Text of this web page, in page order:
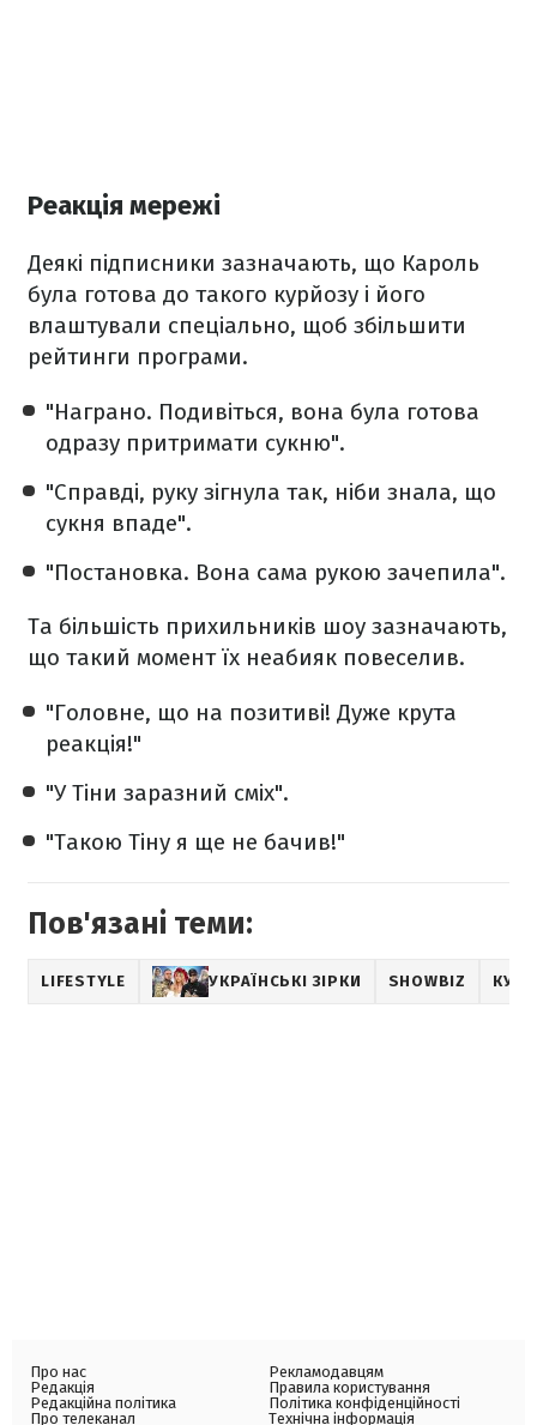
Реакція мережі
Деякі підписники зазначають, що Кароль
була готова до такого курйозу і його
влаштували спеціально, щоб збільшити
рейтинги програми.
"Награно. Подивіться, вона була готова
одразу притримати сукню".
"Справді, руку зігнула так, ніби знала, що
сукня впаде".
"Постановка. Вона сама рукою зачепила".
Та більшість прихильників шоу зазначають,
що такий момент їх неабияк повеселив.
"Головне, що на позитиві! Дуже крута
реакція!"
"У Тіни заразний сміх".
"Такою Тіну я ще не бачив!"
Пов'язані теми:
LIFESTYLE УКРАЇНСЬКІ ЗІРКИ SHOWBIZ
Про нас
Редакція
Редакційна політика
Про телеканал
Рекламодавцям
Правила користування
Політика конфіденційності
Технічна інформація